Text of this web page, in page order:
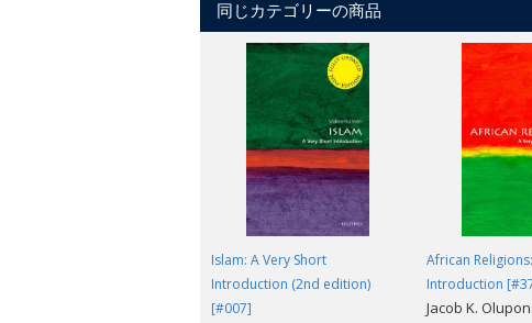
Today we can look back at the New Deal
making this book an ideal introduction to
同じカテゴリーの商品
Islam: A Very Short
Introduction (2nd edition)
[#007]
African
Introduction
Jacob K.